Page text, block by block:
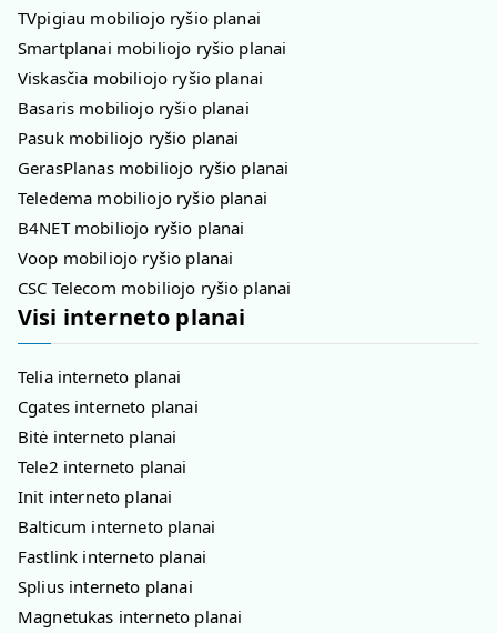
TVpigiau mobiliojo ryšio planai
Smartplanai mobiliojo ryšio planai
Viskasčia mobiliojo ryšio planai
Basaris mobiliojo ryšio planai
Pasuk mobiliojo ryšio planai
GerasPlanas mobiliojo ryšio planai
Teledema mobiliojo ryšio planai
B4NET mobiliojo ryšio planai
Voop mobiliojo ryšio planai
CSC Telecom mobiliojo ryšio planai
Visi interneto planai
Telia interneto planai
Cgates interneto planai
Bitė interneto planai
Tele2 interneto planai
Init interneto planai
Balticum interneto planai
Fastlink interneto planai
Splius interneto planai
Magnetukas interneto planai